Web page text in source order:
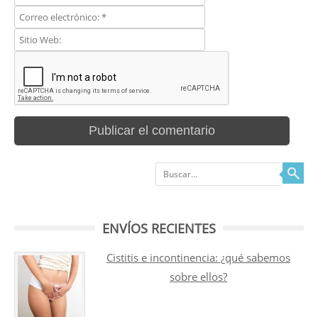
Buscar
ENVÍOS RECIENTES
Cistitis e incontinencia: ¿qué sabemos
sobre ellos?